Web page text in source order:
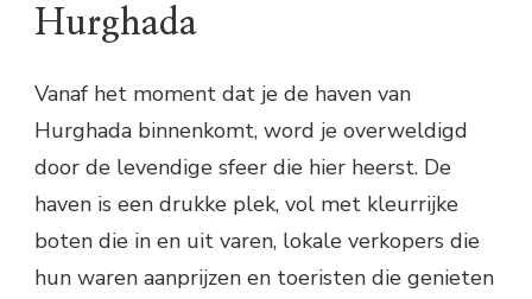
Hurghada
Vanaf het moment dat je de haven van
Hurghada binnenkomt, word je overweldigd
door de levendige sfeer die hier heerst. De
haven is een drukke plek, vol met kleurrijke
boten die in en uit varen, lokale verkopers die
hun waren aanprijzen en toeristen die genieten